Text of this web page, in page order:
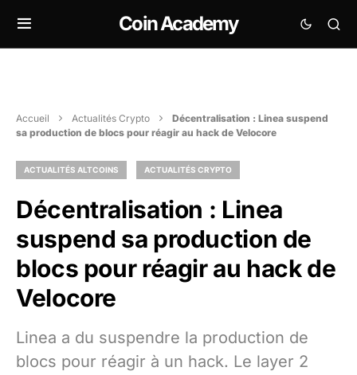
Coin Academy
Accueil Actualités Crypto
Décentralisation : Linea suspend
sa production de blocs pour réagir au hack de Velocore
ACTUALITÉS ALTCOINS ACTUALITÉS CRYPTO
Décentralisation : Linea
suspend sa production de
blocs pour réagir au hack de
Velocore
Linea a du suspendre la production de
blocs pour réagir à un hack. Le layer 2